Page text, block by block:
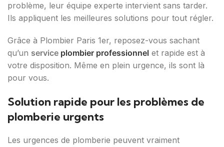
problème, leur équipe experte intervient sans tarder.
Ils appliquent les meilleures solutions pour tout régler.
Grâce à Plombier Paris 1er, reposez-vous sachant
qu’un service plombier professionnel et rapide est à
votre disposition. Même en plein urgence, ils sont là
pour vous.
Solution rapide pour les problèmes de
plomberie urgents
Les urgences de plomberie peuvent vraiment